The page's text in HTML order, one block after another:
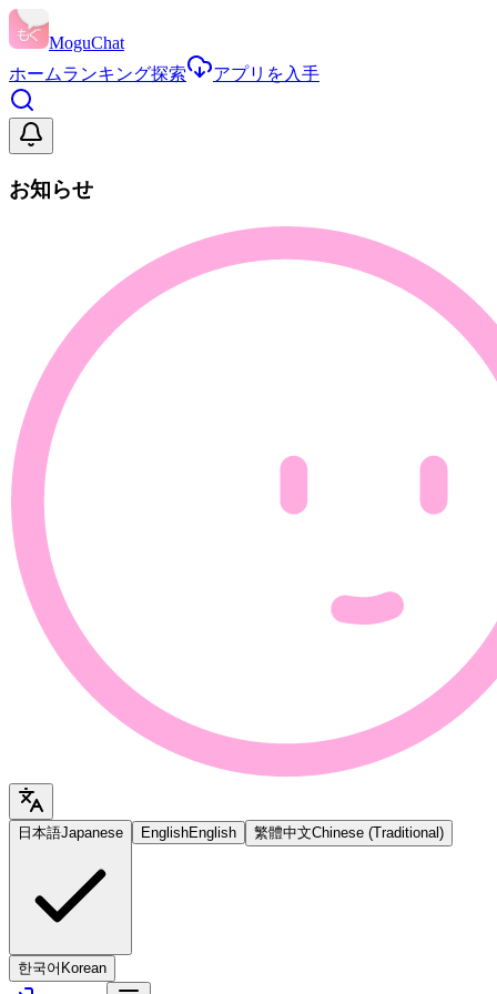
MoguChat
ホームランキング探索 アプリを入手
お知らせ
日本語Japanese EnglishEnglish 繁體中文Chinese (Traditional)
한국어 Korean